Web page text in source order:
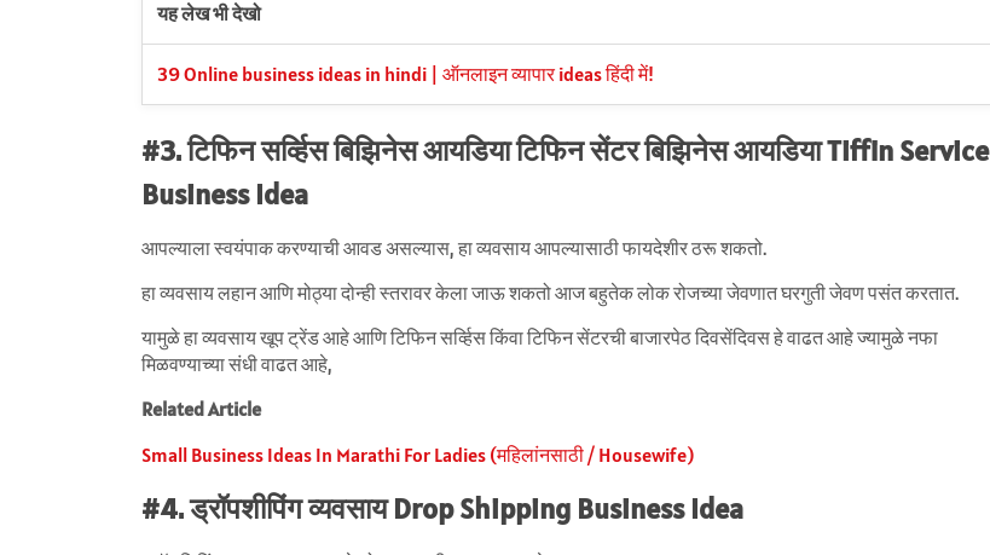
यह लेख भी देखो
39 Online business ideas in hindi | ऑनलाइन व्यापार ideas हिंदी में!
#3. टिफिन सर्व्हिस बिझिनेस आयडिया टिफिनसेंटर बिझिनेस आयडिया Tiffin Service
Business Idea
आपल्याला स्वयंपाक करण्याची आवड असल्यास, हा व्यवसाय आपल्यासाठी फायदेशीर ठरू शकतो.
हा व्यवसाय लहान आणि मोठ्या दोन्ही स्तरावर केला जाऊ शकतो आज बहुतेक लोक रोजच्या जेवणात घरगुती जेवण पसंत करतात.
यामुळे हा व्यवसाय खूप ट्रेंड आहे आणि टिफिन सर्व्हिस किंवा टिफिन सेंटरची बाजारपेठ दिवसेंदिवस हे वाढत आहे ज्यामुळे नफा
मिळवण्याच्या संधी वाढत आहे,
Related Article
Small Business Ideas In Marathi For Ladies (महिलांनसाठी / Housewife)
#4. ड्रॉपशीपिंग व्यवसाय Drop Shipping Business Idea